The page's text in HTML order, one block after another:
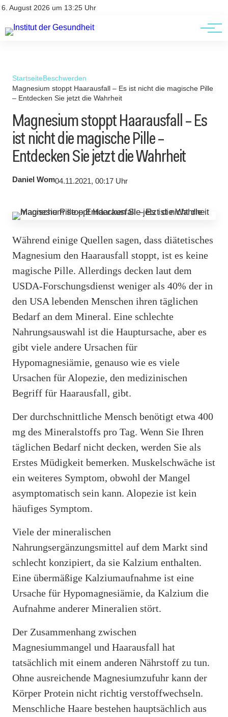
6. August 2026 um 13:25 Uhr
Kontakt
Kontakt
AGBs
StartseiteBeschwerden
Magnesium stoppt Haarausfall – Es ist nicht die magische Pille
– Entdecken Sie jetzt die Wahrheit
Magnesium stoppt Haarausfall – Es
ist nicht die magische Pille –
Entdecken Sie jetzt die Wahrheit
Daniel Wom04.11.2021, 00:17 Uhr
Während einige Quellen sagen, dass diätetisches
Magnesium den Haarausfall stoppt, ist es keine
magische Pille. Allerdings decken laut dem
USDA-Forschungsdienst weniger als 40% der in
den USA lebenden Menschen ihren täglichen
Bedarf an dem Mineral. Eine schlechte
Nahrungsauswahl ist die Hauptursache, aber es
gibt viele andere Ursachen für
Hypomagnesiämie, genauso wie es viele
Ursachen für Alopezie, den medizinischen
Begriff für Haarausfall, gibt.
Der durchschnittliche Mensch benötigt etwa 400
mg des Mineralstoffs pro Tag. Wenn Sie Ihren
täglichen Bedarf nicht decken, werden Sie als
Erstes Müdigkeit bemerken. Muskelschwäche ist
ein weiteres Symptom, obwohl der Mangel
asymptomatisch sein kann. Alopezie ist kein
häufiges Symptom.
Viele der mineralischen
Nahrungsergänzungsmittel auf dem Markt sind
schlecht konzipiert, da sie Kalzium enthalten.
Eine übermäßige Kalziumaufnahme ist eine
Ursache für Hypomagnesiämie, da Kalzium die
Aufnahme anderer Mineralien stört.
Der Zusammenhang zwischen
Magnesiummangel und Haarausfall hat
tatsächlich mit einem anderen Nährstoff zu tun.
Ohne ausreichende Magnesiumzufuhr kann der
Körper Protein nicht richtig verstoffwechseln.
Menschliche Haare bestehen hauptsächlich aus